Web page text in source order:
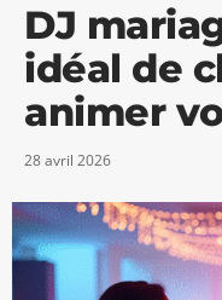
DJ
idéal de
animer
28 avril 2026